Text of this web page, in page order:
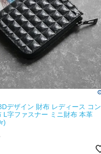
デザイン 財布 レディース コン
L字ファスナー ミニ財布 本革